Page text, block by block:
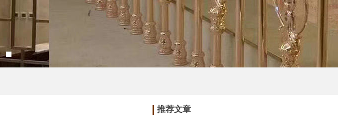
推荐文章